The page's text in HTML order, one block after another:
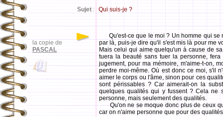
la copie de
PASCAL
Sujet : Qui suis-je ?
Qu'est-ce que le moi ? Un homme qui
par là, puis-je dire qu'il s'est mis là pour me
Mais celui qui aime quelqu'un à cause de
tuera la beauté sans tuer la personne,
jugement, pour ma mémoire, m'aime-t-on,
perdre moi-même. Où est donc ce moi, s'il
aimer le corps ou l'âme, sinon pour ces
sont périssables ? Car aimerait-on la
quelques qualités qui y fussent ? Cela ne
personne, mais seulement des qualités.
Qu'on ne se moque donc plus de ceux
car on n'aime personne que pour des